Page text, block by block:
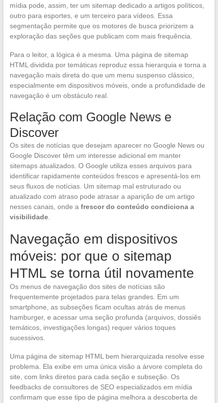
mídia pode, assim, ter um sitemap dedicado a artigos políticos,
outro para esportes, e um terceiro para vídeos. Essa
segmentação permite que os motores de busca priorizem a
exploração das seções que publicam com mais frequência.
Para o leitor, a lógica é a mesma. Uma página de sitemap
HTML dividida por temáticas reproduz essa hierarquia e torna a
navegação mais direta do que um menu suspenso clássico,
especialmente em dispositivos móveis, onde a profundidade de
navegação é um obstáculo real.
Relação com Google News e
Discover
Os sites de notícias que desejam aparecer no Google News ou
Google Discover têm um interesse adicional em manter
sitemaps atualizados. O Google utiliza esses arquivos para
identificar rapidamente conteúdos frescos e apresentá-los em
seus fluxos de notícias. Um sitemap mal estruturado ou
atualizado com atraso pode atrasar a aparição de um artigo
nesses canais, onde a frescor do conteúdo condiciona a
visibilidade.
Navegação em dispositivos
móveis: por que o sitemap
HTML se torna útil novamente
Os menus de navegação dos sites de notícias são
frequentemente projetados para telas grandes. Em um
smartphone, as subseções ficam ocultas atrás de menus
hamburger, e acessar uma seção profunda (arquivos, dossiês
temáticos, investigações longas) requer vários toques
sucessivos.
Uma página de sitemap HTML bem hierarquizada resolve esse
problema. Ela exibe em uma única visão a árvore completa do
site, com links diretos para cada seção e subseção. Os
feedbacks de consultores de SEO especializados em mídia
confirmam que esse tipo de página melhora a descoberta de